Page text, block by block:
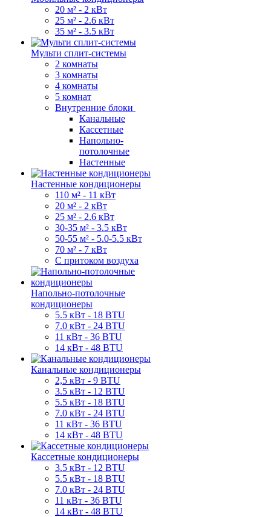
20 м² - 2 кВт
25 м² - 2.6 кВт
35 м² - 3.5 кВт
Мульти сплит-системы
2 комнаты
3 комнаты
4 комнаты
5 комнат
Внутренние блоки
Канальные
Кассетные
Напольно-
потолочные
Настенные
Настенные кондиционеры
110 м² - 11 кВт
20 м² - 2 кВт
25 м² - 2.6 кВт
30-35 м² - 3.5 кВт
50-55 м² - 5.0-5.5 кВт
70 м² - 7 кВт
С притоком воздуха
Напольно-потолочные
кондиционеры
5.5 кВт - 18 BTU
7.0 кВт - 24 BTU
11 кВт - 36 BTU
14 кВт - 48 BTU
Канальные кондиционеры
2,5 кВт - 9 BTU
3.5 кВт - 12 BTU
5.5 кВт - 18 BTU
7.0 кВт - 24 BTU
11 кВт - 36 BTU
14 кВт - 48 BTU
Кассетные кондиционеры
3.5 кВт - 12 BTU
5.5 кВт - 18 BTU
7.0 кВт - 24 BTU
11 кВт - 36 BTU
14 кВт - 48 BTU